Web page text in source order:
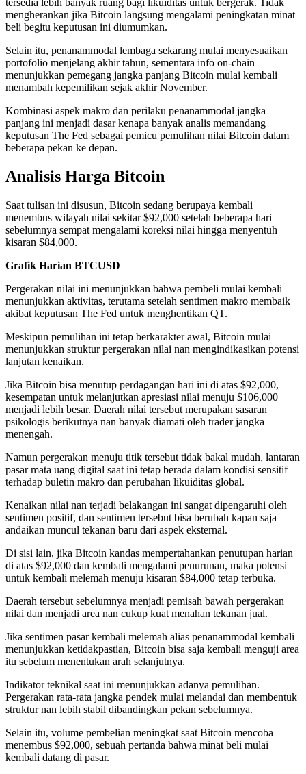
mengherankan jika Bitcoin langsung mengalami peningkatan minat
beli begitu keputusan ini diumumkan.
Selain itu, penanammodal lembaga sekarang mulai menyesuaikan
portofolio menjelang akhir tahun, sementara info on-chain
menunjukkan pemegang jangka panjang Bitcoin mulai kembali
menambah kepemilikan sejak akhir November.
Kombinasi aspek makro dan perilaku penanammodal jangka
panjang ini menjadi dasar kenapa banyak analis memandang
keputusan The Fed sebagai pemicu pemulihan nilai Bitcoin dalam
beberapa pekan ke depan.
Analisis Harga Bitcoin
Saat tulisan ini disusun, Bitcoin sedang berupaya kembali
menembus wilayah nilai sekitar $92,000 setelah beberapa hari
sebelumnya sempat mengalami koreksi nilai hingga menyentuh
kisaran $84,000.
Grafik Harian BTCUSD
Pergerakan nilai ini menunjukkan bahwa pembeli mulai kembali
menunjukkan aktivitas, terutama setelah sentimen makro membaik
akibat keputusan The Fed untuk menghentikan QT.
Meskipun pemulihan ini tetap berkarakter awal, Bitcoin mulai
menunjukkan struktur pergerakan nilai nan mengindikasikan potensi
lanjutan kenaikan.
Jika Bitcoin bisa menutup perdagangan hari ini di atas $92,000,
kesempatan untuk melanjutkan apresiasi nilai menuju $106,000
menjadi lebih besar. Daerah nilai tersebut merupakan sasaran
psikologis berikutnya nan banyak diamati oleh trader jangka
menengah.
Namun pergerakan menuju titik tersebut tidak bakal mudah, lantaran
pasar mata uang digital saat ini tetap berada dalam kondisi sensitif
terhadap buletin makro dan perubahan likuiditas global.
Kenaikan nilai nan terjadi belakangan ini sangat dipengaruhi oleh
sentimen positif, dan sentimen tersebut bisa berubah kapan saja
andaikan muncul tekanan baru dari aspek eksternal.
Di sisi lain, jika Bitcoin kandas mempertahankan penutupan harian
di atas $92,000 dan kembali mengalami penurunan, maka potensi
untuk kembali melemah menuju kisaran $84,000 tetap terbuka.
Daerah tersebut sebelumnya menjadi pemisah bawah pergerakan
nilai dan menjadi area nan cukup kuat menahan tekanan jual.
Jika sentimen pasar kembali melemah alias penanammodal kembali
menunjukkan ketidakpastian, Bitcoin bisa saja kembali menguji area
itu sebelum menentukan arah selanjutnya.
Indikator teknikal saat ini menunjukkan adanya pemulihan.
Pergerakan rata-rata jangka pendek mulai melandai dan membentuk
struktur nan lebih stabil dibandingkan pekan sebelumnya.
Selain itu, volume pembelian meningkat saat Bitcoin mencoba
menembus $92,000, sebuah pertanda bahwa minat beli mulai
kembali datang di pasar.